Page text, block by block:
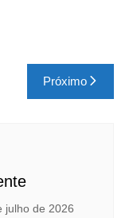
Próximo
julho de 2026